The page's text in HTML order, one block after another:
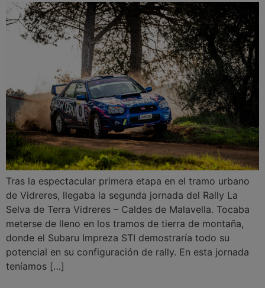
Tras la espectacular primera etapa en el tramo urbano
de Vidreres, llegaba la segunda jornada del Rally La
Selva de Terra Vidreres – Caldes de Malavella. Tocaba
meterse de lleno en los tramos de tierra de montaña,
donde el Subaru Impreza STI demostraría todo su
potencial en su configuración de rally. En esta jornada
teníamos […]